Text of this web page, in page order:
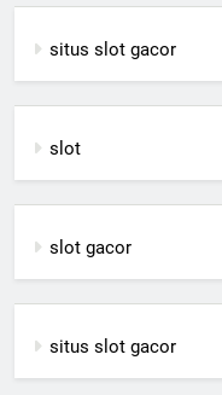
situs slot gacor
slot
slot gacor
situs slot gacor